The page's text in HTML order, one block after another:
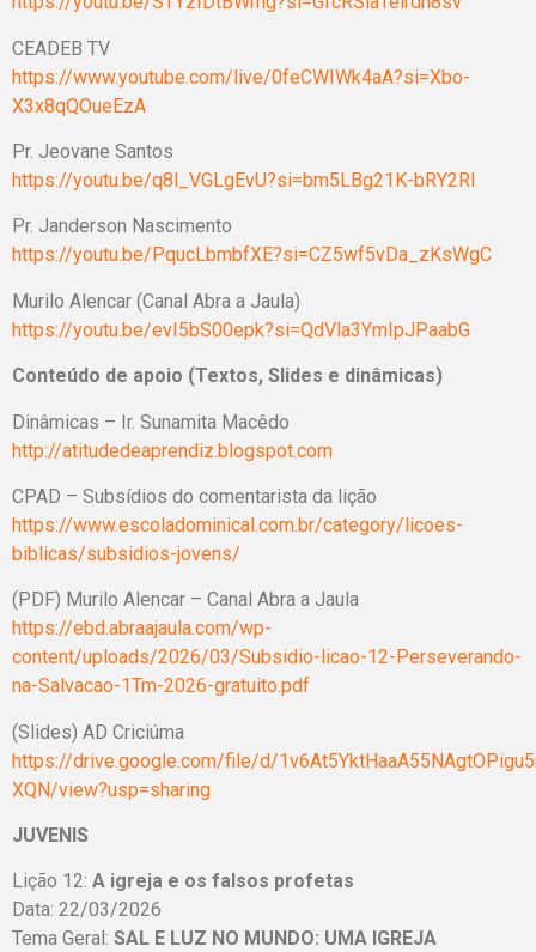
CEADEB TV
https://www.youtube.com/live/0feCWIWk4aA?si=Xbo-
X3x8qQOueEzA
Pr. Jeovane Santos
https://youtu.be/q8l_VGLgEvU?si=bm5LBg21K-bRY2RI
Pr. Janderson Nascimento
https://youtu.be/PqucLbmbfXE?si=CZ5wf5vDa_zKsWgC
Murilo Alencar (Canal Abra a Jaula)
https://youtu.be/evI5bS00epk?si=QdVla3YmIpJPaabG
Conteúdo de apoio (Textos, Slides e dinâmicas)
Dinâmicas – Ir. Sunamita Macêdo
http://atitudedeaprendiz.blogspot.com
CPAD – Subsídios do comentarista da lição
https://www.escoladominical.com.br/category/licoes-
biblicas/subsidios-jovens/
(PDF) Murilo Alencar – Canal Abra a Jaula
https://ebd.abraajaula.com/wp-
content/uploads/2026/03/Subsidio-licao-12-Perseverando-
na-Salvacao-1Tm-2026-gratuito.pdf
(Slides) AD Criciúma
https://drive.google.com/file/d/
XQN/view?usp=sharing
JUVENIS
Lição 12: A igreja e os falsos profetas
Data: 22/03/2026
Tema Geral: SAL E LUZ NO MUNDO: UMA IGREJA